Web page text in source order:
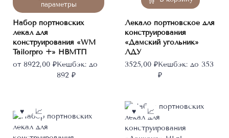
параметры
товар
имеет
несколько
Опции
можно
выбрать
на
Набор портновских
лекал для
конструирования «WM
Tailorpro +» НВМТП
от 8922,00 ₽Кешбэк: до
892 ₽
Лекало портновское для
конструирования
«Дамский угольник»
ЛДУ
3525,00 ₽Кешбэк: до 353
₽